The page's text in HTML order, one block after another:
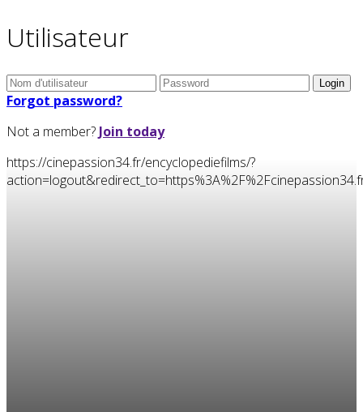
Utilisateur
Forgot password?
Not a member? Join today
https://cinepassion34.fr/encyclopediefilms/?